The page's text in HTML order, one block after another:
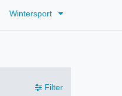
Wintersport
Filter